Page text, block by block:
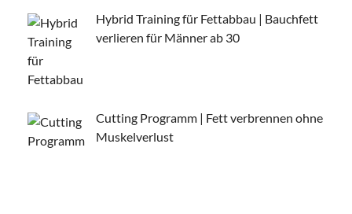
Hybrid Training für Fettabbau | Bauchfett
verlieren für Männer ab 30
Cutting Programm | Fett verbrennen ohne
Muskelverlust